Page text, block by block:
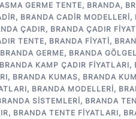
ASMA GERME TENTE, BRANDA,
, BRANDA CADIR MODELLERI,
ÇADIR, BRANDA ÇADIR
TENTE, BRANDA FIYATI,
BRANDA GERME, BRANDA
BRANDA KAMP ÇADIR FIYATLARI,
, BRANDA KUMAS, BRANDA
, BRANDA MODELLERI,
SISTEMLERI, BRANDA
, BRANDA TENTE FIYATLARI,